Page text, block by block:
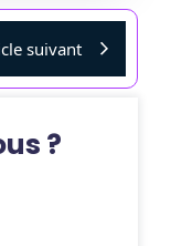
suivant
?